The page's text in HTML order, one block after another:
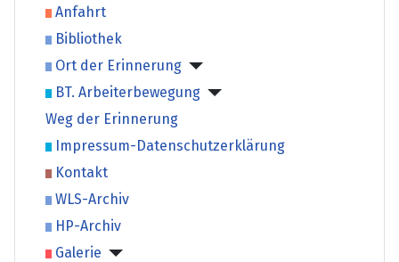
Anfahrt
Bibliothek
Ort der Erinnerung
BT. Arbeiterbewegung
Weg der Erinnerung
Impressum-Datenschutzerklärung
Kontakt
WLS-Archiv
HP-Archiv
Galerie